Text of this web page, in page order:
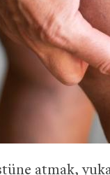
atmak,